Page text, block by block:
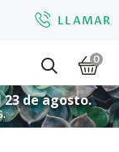
LLAMAR
0
23 de agosto.